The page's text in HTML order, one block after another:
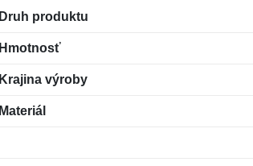
Druh produktu
Hmotnosť
Krajina výroby
Materiál